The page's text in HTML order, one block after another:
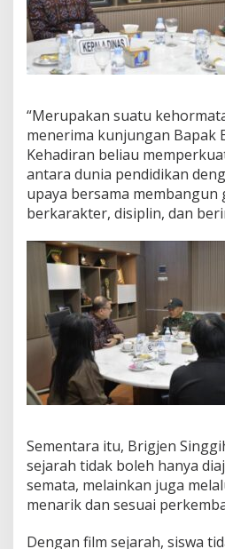
“Merupakan suatu
menerima kunjungan Bapak
Kehadiran beliau
antara dunia pendidikan
upaya bersama membangun
berkarakter, disiplin, dan
Sementara itu, Brigjen
sejarah tidak boleh hanya
semata, melainkan juga
menarik dan sesuai
Dengan film sejarah, siswa